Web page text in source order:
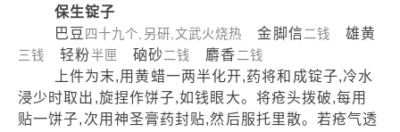
保生锭子
巴豆 四十九个,另研,文武火烧热 金脚信二钱 雄黄
三钱 轻粉半匣 硇砂二钱 麝香 二钱
上件为末,用黄蜡一两半化开,药将和成锭子,冷水
浸少时取出,旋捏作饼子,如钱眼大。将疮头拨破,每用
贴一饼子,次用神圣膏药封贴,然后服托里散。若疮气透